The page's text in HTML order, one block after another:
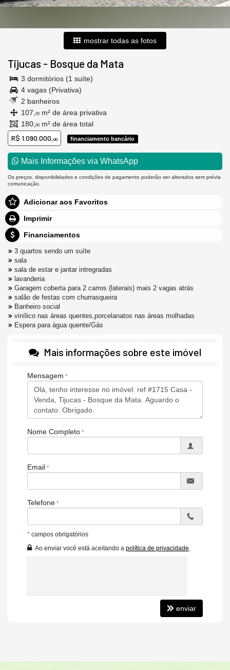
mostrar todas as fotos
Tijucas - Bosque da Mata
3 dormitórios (1 suíte)
4 vagas (Privativa)
2 banheiros
107, 00 m² de área privativa
180, 00 m² de área total
R$ 1.090.000,00 financiamento bancário
Mais Informações via WhatsApp
Os preços, disponibilidades e condições de pagamento poderão ser alterados sem prévia
comunicação.
Adicionar aos Favoritos
Imprimir
Financiamentos
3 quartos sendo um suíte
sala
sala de estar e jantar intregradas
lavanderia
Garagem coberta para 2 carros (laterais) mais 2 vagas atrás
salão de festas com churrasqueira
Banheiro social
vinílico nas áreas quentes,porcelanatos nas áreas molhadas
Espera para água quente/Gás
Mais informações sobre este imóvel
Mensagem
Nome Completo
Email
Telefone
* campos obrigatórios
Ao enviar você está aceitando a política de privacidade
enviar